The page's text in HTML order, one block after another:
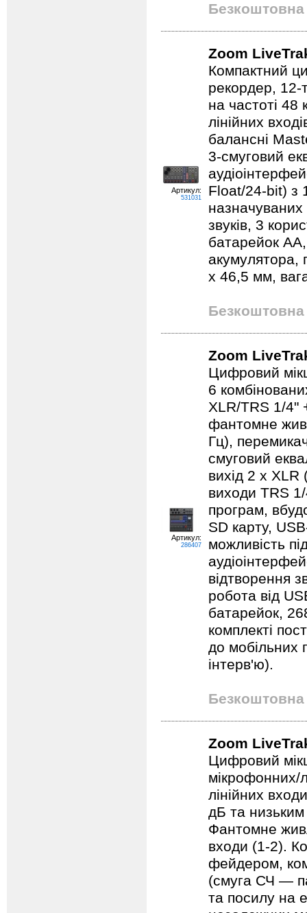
Безкоштовна
Артикул:
531031
Zoom
Компактний
рекордер, 12-
на частоті
лінійних
балансні
3-смуговий
Float/24-bit) з
назначуваних
звуків, 3
батарейок
акумулятора,
х 46,5 мм,
Безкоштовна
Артикул:
286407
Zoom
Цифровий
6
XLR/TRS 1/4"
фантомне
Гц),
смуговий
вихід 2 х XLR
виходи TRS
програм,
SD карту,
можливість
відтворення
робота від
батарейок,
комплекті
до мобільних
інтерв'ю).
Безкоштовна
Zoom
Цифровий
мікрофонних/
лінійних
дБ та
Фантомне
входи (1-2).
фейдером,
(смуга СЧ —
та посилу на